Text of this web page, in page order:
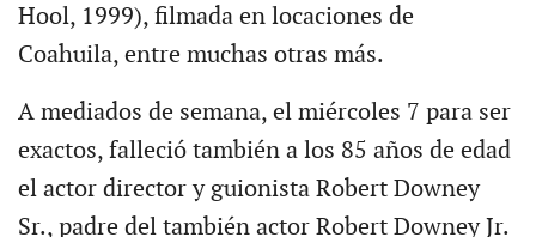
Hool, 1999), filmada en locaciones de
Coahuila, entre muchas otras más.
A mediados de semana, el miércoles 7 para ser
exactos, falleció también a los 85 años de edad
el actor director y guionista Robert Downey
Sr., padre del también actor Robert Downey Jr.